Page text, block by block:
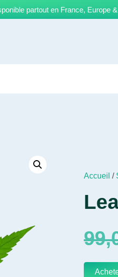
partout en France, Europe
Accueil /